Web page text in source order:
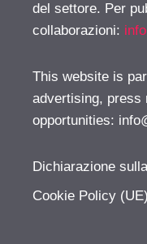
del settore. Per
collaborazioni:
This website is
advertising, press
opportunities:
Dichiarazione
Cookie Policy (UE)